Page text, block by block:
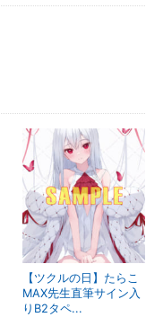
【ツクルの日】たらこ
MAX先生直筆サイン入
りB2タペ...